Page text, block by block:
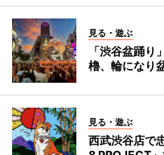
見る・遊ぶ
「渋谷盆踊
櫓、輪になり
見る・遊ぶ
西武渋谷店で